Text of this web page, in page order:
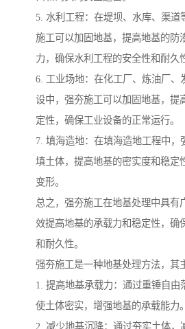
5. 水利工程：在堤坝、水库、渠道
施工可以加固地基，提高地基的防
力，确保水利工程的安全性和耐久
6. 工业场地：在化工厂、炼油厂、
设中，强夯施工可以加固地基，提
定性，确保工业设备的正常运行。
7. 填海造地：在填海造地工程中，
填土体，提高地基的密实度和稳定
变形。
总之，强夯施工在地基处理中具有
效提高地基的承载力和稳定性，确
和耐久性。
强夯施工是一种地基处理方法，其
1. 提高地基承载力：通过重锤自由
使土体密实，增强地基的承载能力。
2. 减少地基沉降：通过夯实土体，